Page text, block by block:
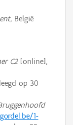
België
C2[online],
op 30
1-